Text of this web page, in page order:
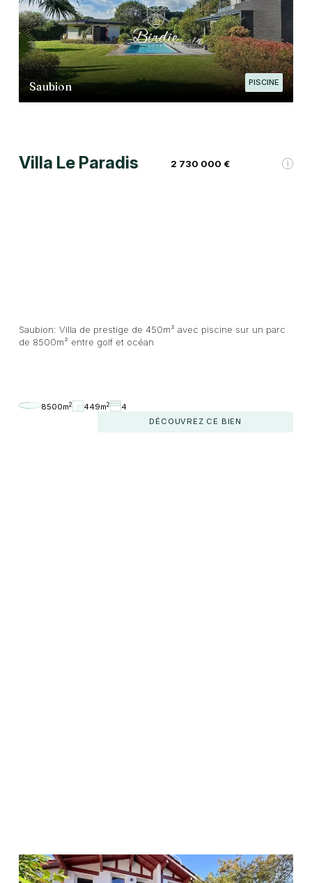
PISCINE
Saubion
Villa Le Paradis 2 730 000 €
Saubion: Villa de prestige de 450m² avec piscine sur un parc
de 8500m² entre golf et océan
8500m2 449m2
4
DÉCOUVREZ CE BIEN